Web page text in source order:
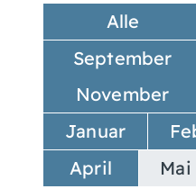
Alle
September
November
Januar
April
Mai